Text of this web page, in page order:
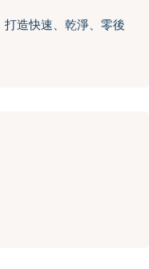
造快速、乾淨、零後